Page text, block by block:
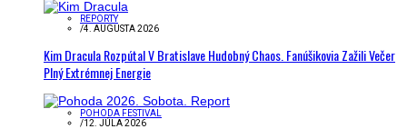
REPORTY
/4. AUGUSTA 2026
Kim Dracula Rozpútal V Bratislave Hudobný Chaos. Fanúšikovia Zažili Večer
Plný Extrémnej Energie
POHODA FESTIVAL
/12. JÚLA 2026